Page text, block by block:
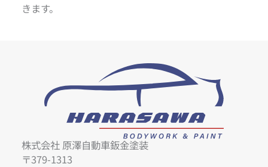
きます。
株式会社 原澤自動車鈑金塗装
〒379-1313